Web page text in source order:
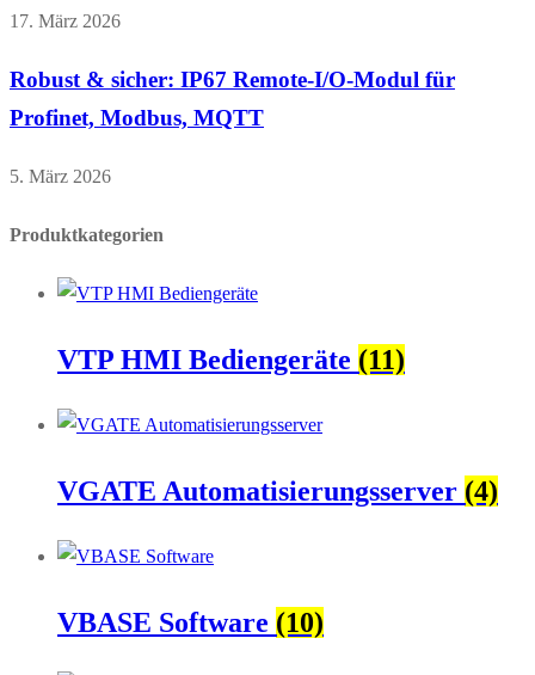
17. März 2026
Robust & sicher: IP67 Remote-I/O-Modul für
Profinet, Modbus, MQTT
5. März 2026
Produktkategorien
VTP HMI Bediengeräte (11)
VGATE Automatisierungsserver (4)
VBASE Software (10)